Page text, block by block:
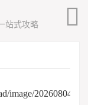
站式攻略